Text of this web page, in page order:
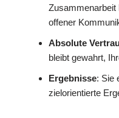
Zusammenarbeit
offener
Absolute
bleibt gewahrt,
Ergebnisse: Sie
zielorientierte